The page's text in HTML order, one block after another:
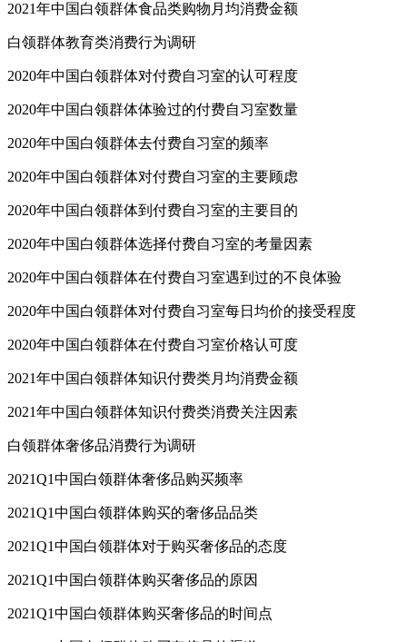
2021年中国白领群体食品类购物月均消费金额
白领群体教育类消费行为调研
2020年中国白领群体对付费自习室的认可程度
2020年中国白领群体体验过的付费自习室数量
2020年中国白领群体去付费自习室的频率
2020年中国白领群体对付费自习室的主要顾虑
2020年中国白领群体到付费自习室的主要目的
2020年中国白领群体选择付费自习室的考量因素
2020年中国白领群体在付费自习室遇到过的不良体验
2020年中国白领群体对付费自习室每日均价的接受程度
2020年中国白领群体在付费自习室价格认可度
2021年中国白领群体知识付费类月均消费金额
2021年中国白领群体知识付费类消费关注因素
白领群体奢侈品消费行为调研
2021Q1中国白领群体奢侈品购买频率
2021Q1中国白领群体购买的奢侈品品类
2021Q1中国白领群体对于购买奢侈品的态度
2021Q1中国白领群体购买奢侈品的原因
2021Q1中国白领群体购买奢侈品的时间点